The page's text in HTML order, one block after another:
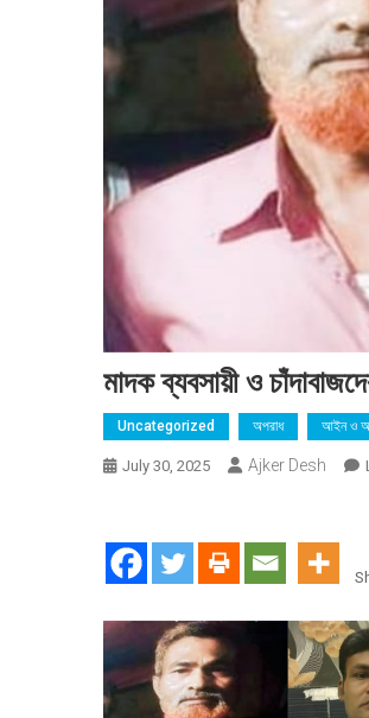
মাদক ব্যবসায়ী ও
Uncategorized অপরাধ আইন ও
July 30, 2025 Ajker Desh